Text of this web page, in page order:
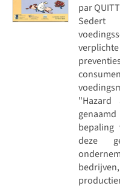
par
"Hazard
deze